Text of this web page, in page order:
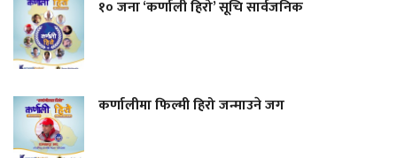
१० जना ‘कर्णाली हिरो’ सूचि सार्वजनिक
कर्णालीमा फिल्मी हिरो जन्माउने जग